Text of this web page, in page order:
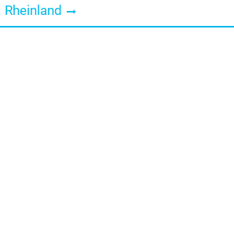
post:
Rheinland